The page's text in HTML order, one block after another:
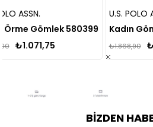
U.S. POLO ASSN.
Kadın Gömlek
₺1.214,79
₺1.868,90
BIZDEN